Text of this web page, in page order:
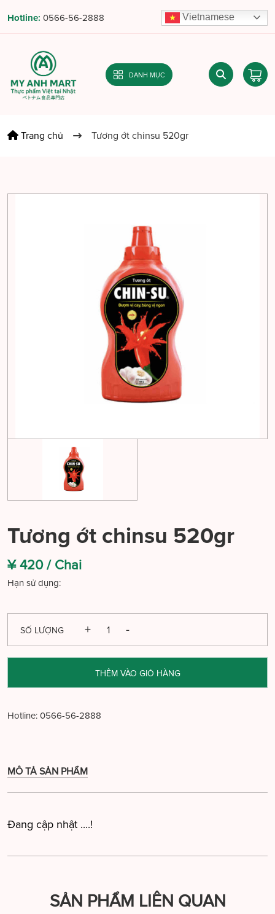
Hotline: 0566-56-2888 Vietnamese
DANH MỤC
Trang chủ Tương ớt chinsu 520gr
Tương ớt chinsu 520gr
¥ 420 / Chai
Hạn sử dụng:
SỐ LƯỢNG
THÊM VÀO GIỎ HÀNG
Hotline: 0566-56-2888
MÔ TẢ SẢN PHẨM
Đang cập nhật ....!
SẢN PHẨM LIÊN QUAN